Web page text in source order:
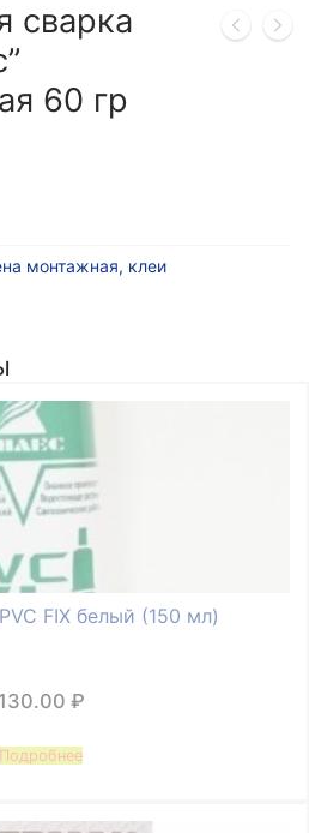
сварка
60 гр
монтажная, клеи
FIX белый (150 мл)
130.00 ₽
Подробнее